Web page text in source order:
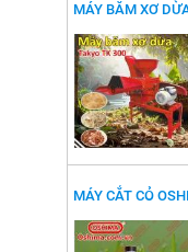
MÁY BĂM XƠ
MÁY CẮT CỎ